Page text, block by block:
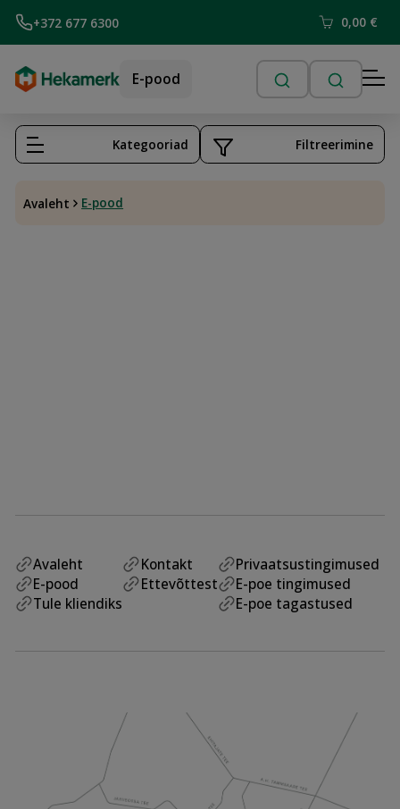
+372 677 6300 0,00 €
E-pood
Avaleht E-pood
Kategooriad Filtreerimine
Avaleht
E-pood
Tule kliendiks
Kontakt
Ettevõttest
Privaatsustingimused
E-poe tingimused
E-poe tagastused